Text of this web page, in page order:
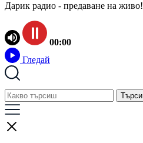
Дарик радио - предаване на живо!
00:00
Гледай